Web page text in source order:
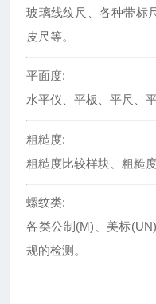
玻璃线纹尺、各种带标
皮尺等。
平面度:
水平仪、平板、平尺、平
粗糙度:
粗糙度比较样块、粗糙
螺纹类:
各类公制(M)、美标
规的检测。